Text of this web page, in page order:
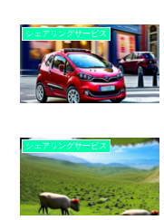
シェアリングサービス
シェアリングサービス